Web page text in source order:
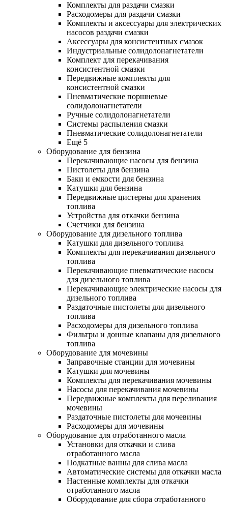
Комплекты для раздачи смазки
Расходомеры для раздачи смазки
Комплекты и аксессуары для электрических
насосов раздачи смазки
Аксессуары для консистентных смазок
Индустриальные солидолонагнетатели
Комплект для перекачивания
консистентной смазки
Передвижные комплекты для
консистентной смазки
Пневматические поршневые
солидолонагнетатели
Ручные солидолонагнетатели
Системы распыления смазки
Пневматические солидолонагнетатели
Ещё 5
Оборудование для бензина
Перекачивающие насосы для бензина
Пистолеты для бензина
Баки и емкости для бензина
Катушки для бензина
Передвижные цистерны для хранения
топлива
Устройства для откачки бензина
Счетчики для бензина
Оборудование для дизельного топлива
Катушки для дизельного топлива
Комплекты для перекачивания дизельного
топлива
Перекачивающие пневматические насосы
для дизельного топлива
Перекачивающие электрические насосы для
дизельного топлива
Раздаточные пистолеты для дизельного
топлива
Расходомеры для дизельного топлива
Фильтры и донные клапаны для дизельного
топлива
Оборудование для мочевины
Заправочные станции для мочевины
Катушки для мочевины
Комплекты для перекачивания мочевины
Насосы для перекачивания мочевины
Передвижные комплекты для переливания
мочевины
Раздаточные пистолеты для мочевины
Расходомеры для мочевины
Оборудование для отработанного масла
Установки для откачки и слива
отработанного масла
Подкатные ванны для слива масла
Автоматические системы для откачки масла
Настенные комплекты для откачки
отработанного масла
Оборудование для сбора отработанного